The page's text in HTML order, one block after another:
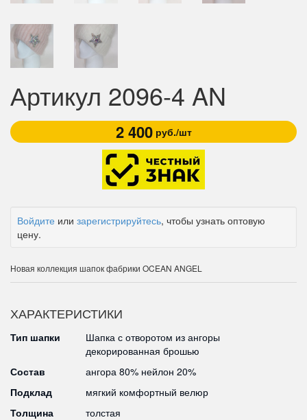
Артикул 2096-4 AN
2 400руб./шт
Войдите или зарегистрируйтесь, чтобы узнать оптовую
цену.
Новая коллекция шапок фабрики OCEAN ANGEL
ХАРАКТЕРИСТИКИ
Тип шапки
Шапка с отворотом из ангоры
декорированная брошью
Состав
ангора 80% нейлон 20%
Подклад
мягкий комфортный велюр
Толщина
толстая